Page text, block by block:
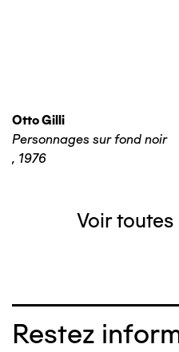
Otto Gilli
Personnages sur fond noir
, 1976
Voir
Restez